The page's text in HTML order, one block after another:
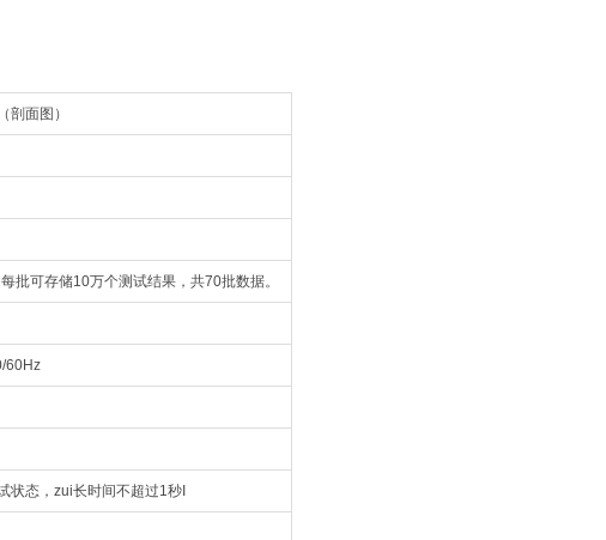
剖面图）
批可存储10万个测试结果，共70批数据。
60Hz
状态，zui长时间不超过1秒I